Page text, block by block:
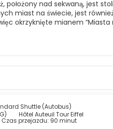
położony nad sekwaną, jest
miast na świecie, jest
okrzyknięte mianem
po modnych dzielnicach i
Rouge czy chociażby
również oferuje wiele atrakcji.
naprawdę na każdym
dla biznesmenów, tętniące
Shuttle (Autobus)
Hôtel Auteuil Tour Eiffel
Czas przejazdu: 90 minut